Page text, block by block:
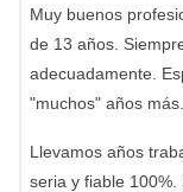
Muy buenos
de 13 años.
adecuadamente.
"muchos" años
Llevamos años
seria y fiable